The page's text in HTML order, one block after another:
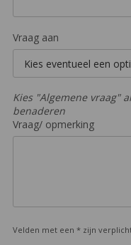
Vraag aan
Kies "Algemene vraag"
benaderen
Vraag/ opmerking
Velden met een * zijn